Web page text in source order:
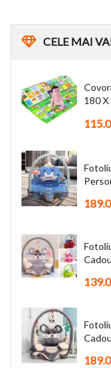
CELEMAI
180
Cadou
Cadou